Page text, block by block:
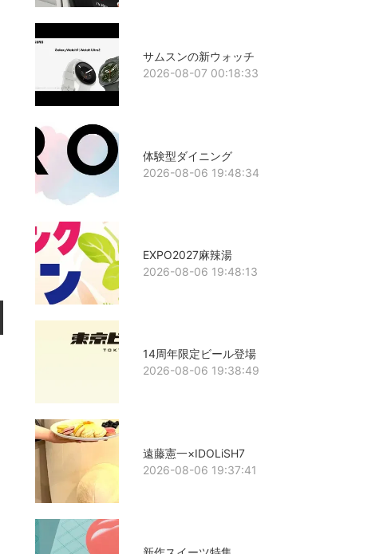
サムスンの新ウォッチ
2026-08-07 00:18:33
体験型ダイニング
2026-08-06 19:48:34
EXPO2027麻辣湯
2026-08-06 19:48:13
14周年限定ビール登場
2026-08-06 19:38:49
遠藤憲一×IDOLiSH7
2026-08-06 19:37:41